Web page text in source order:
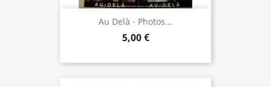
Au Delà - Photos...
5,00 €